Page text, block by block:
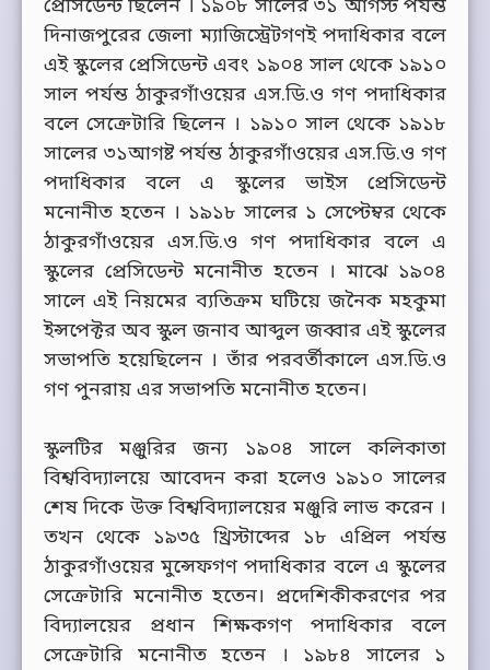
প্রেসিডেন্ট ছিলেন । ১৯০৮ সালের ৩১ আগস্ট পর্যন্ত
দিনাজপুরের জেলা ম্যাজিস্ট্রেটগণই পদাধিকার বলে
এই স্কুলের প্রেসিডেন্ট এবং ১৯০৪ সাল থেকে ১৯১০
সাল পর্যন্ত ঠাকুরগাঁওয়ের এস.ডি.ও গণ পদাধিকার
বলে সেক্রেটারি ছিলেন । ১৯১০ সাল থেকে ১৯১৮
সালের ৩১আগষ্ট পর্যন্ত ঠাকুরগাঁওয়ের এস.ডি.ও গণ
পদাধিকার বলে এ স্কুলের ভাইস প্রেসিডেন্ট
মনোনীত হতেন । ১৯১৮ সালের ১ সেপ্টেম্বর থেকে
ঠাকুরগাঁওয়ের এস.ডি.ও গণ পদাধিকার বলে এ
স্কুলের প্রেসিডেন্ট মনোনীত হতেন । মাঝে ১৯০৪
সালে এই নিয়মের ব্যতিক্রম ঘটিয়ে জনৈক মহকুমা
ইন্সপেক্টর অব স্কুল জনাব আব্দুল জব্বার এই স্কুলের
সভাপতি হয়েছিলেন । তাঁর পরবর্তীকালে এস.ডি.ও
গণ পুনরায় এর সভাপতি মনোনীত হতেন।
স্কুলটির মঞ্জুরির জন্য ১৯০৪ সালে কলিকাতা
বিশ্ববিদ্যালয়ে আবেদন করা হলেও ১৯১০ সালের
শেষ দিকে উক্ত বিশ্ববিদ্যালয়ের মঞ্জুরি লাভ করেন ।
তখন থেকে ১৯৩৫ খ্রিস্টাব্দের ১৮ এপ্রিল পর্যন্ত
ঠাকুরগাঁওয়ের মুন্সেফগণ পদাধিকার বলে এ স্কুলের
সেক্রেটারি মনোনীত হতেন। প্রদেশিকীকরণের পর
বিদ্যালয়ের প্রধান শিক্ষকগণ পদাধিকার বলে
সেক্রেটারি মনোনীত হতেন । ১৯৮৪ সালের ১